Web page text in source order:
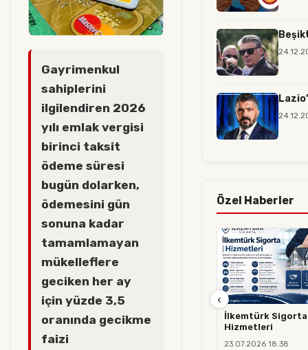
Gayrimenkul
sahiplerini
ilgilendiren 2026
yılı emlak vergisi
birinci taksit
ödeme süresi
bugün dolarken,
ödemesini gün
sonuna kadar
tamamlamayan
mükelleflere
geciken her ay
için yüzde 3,5
oranında gecikme
faizi
Özel Haberler
İlkemtürk Sigorta
Hizmetleri
23.07.2026 18:38
‹